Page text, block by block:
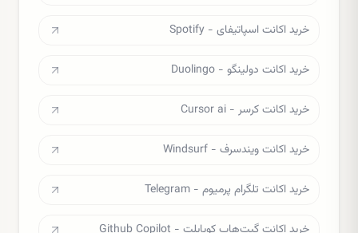
خرید اکانت اسپاتیفای - Spotify
خرید اکانت دولینگو - Duolingo
خرید اکانت کرسر - Cursor ai
خرید اکانت ویندسرف - Windsurf
خرید اکانت تلگرام پرمیوم - Telegram